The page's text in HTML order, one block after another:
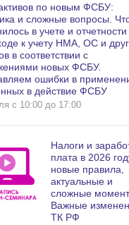
по новым ФСБУ:
и сложные вопросы.
в учете и
к учету НМА, ОС и
в соответствии с
новых ФСБУ.
ошибки в
в действие ФСБУ
c 10:00 до 17:00
Налоги и
плата в 2026
новые правила,
актуальные и
сложные
Важные
ТК РФ